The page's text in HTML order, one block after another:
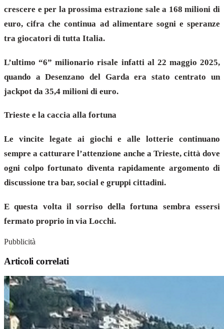
crescere e per la prossima estrazione sale a 168 milioni di
euro, cifra che continua ad alimentare sogni e speranze
tra giocatori di tutta Italia.
L’ultimo “6” milionario risale infatti al 22 maggio 2025,
quando a Desenzano del Garda era stato centrato un
jackpot da 35,4 milioni di euro.
Trieste e la caccia alla fortuna
Le vincite legate ai giochi e alle lotterie continuano
sempre a catturare l’attenzione anche a Trieste, città dove
ogni colpo fortunato diventa rapidamente argomento di
discussione tra bar, social e gruppi cittadini.
E questa volta il sorriso della fortuna sembra essersi
fermato proprio in via Locchi.
Pubblicità
Articoli correlati